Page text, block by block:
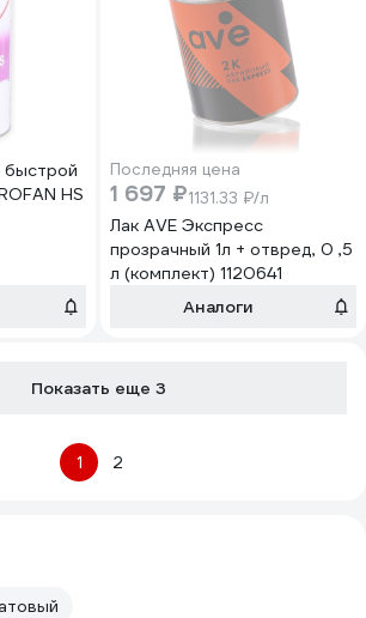
быстрой
HS
Последняя цена
1 697 ₽1131.33 ₽/л
Лак AVE Экспресс
прозрачный 1л + отвред, 0 ,5
л (комплект) 1120641
Аналоги
Показать еще 3
1 2